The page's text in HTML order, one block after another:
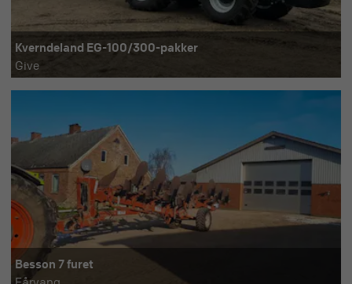
Kverndeland EG-100/300-pakker
Give
Besson 7 furet